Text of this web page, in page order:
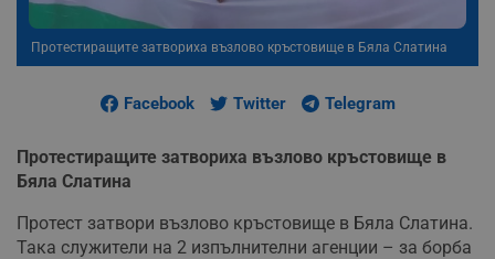
Протестиращите затвориха възлово кръстовище в Бяла Слатина
Facebook Twitter Telegram
Протестиращите затвориха възлово кръстовище в
Бяла Слатина
Протест затвори възлово кръстовище в Бяла Слатина.
Така служители на 2 изпълнителни агенции – за борба